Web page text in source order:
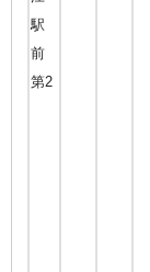
駅
前
第2